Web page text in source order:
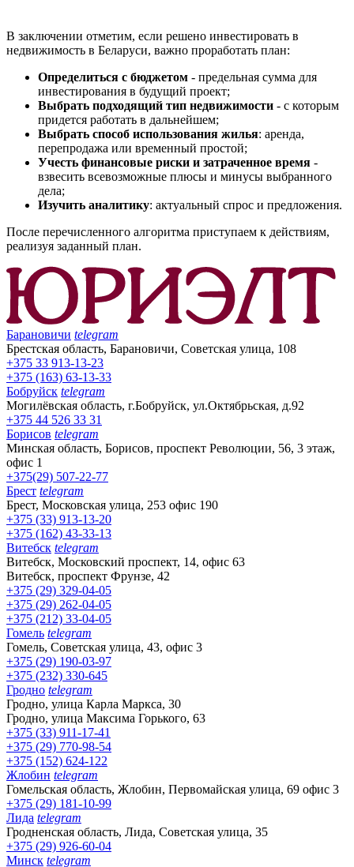
В заключении отметим, если решено инвестировать в
недвижимость в Беларуси, важно проработать план:
Определиться с бюджетом - предельная сумма для
инвестирования в будущий проект;
Выбрать подходящий тип недвижимости - с которым
придется работать в дальнейшем;
Выбрать способ использования жилья: аренда,
перепродажа или временный простой;
Учесть финансовые риски и затраченное время -
взвесить всевозможные плюсы и минусы выбранного
дела;
Изучить аналитику: актуальный спрос и предложения.
После перечисленного алгоритма приступаем к действиям,
реализуя заданный план.
Барановичи telegram
Брестская область, Барановичи, Советская улица, 108
+375 33 913-13-23
+375 (163) 63-13-33
Бобруйск telegram
Могилёвская область, г.Бобруйск, ул.Октябрьская, д.92
+375 44 526 33 31
Борисов telegram
Минская область, Борисов, проспект Революции, 56, 3 этаж,
офис 1
+375(29) 507-22-77
Брест telegram
Брест, Московская улица, 253 офис 190
+375 (33) 913-13-20
+375 (162) 43-33-13
Витебск telegram
Витебск, Московский проспект, 14, офис 63
Витебск, проспект Фрунзе, 42
+375 (29) 329-04-05
+375 (29) 262-04-05
+375 (212) 33-04-05
Гомель telegram
Гомель, Советская улица, 43, офис 3
+375 (29) 190-03-97
+375 (232) 330-645
Гродно telegram
Гродно, улица Карла Маркса, 30
Гродно, улица Максима Горького, 63
+375 (33) 911-17-41
+375 (29) 770-98-54
+375 (152) 624-122
Жлобин telegram
Гомельская область, Жлобин, Первомайская улица, 69 офис 3
+375 (29) 181-10-99
Лида telegram
Гродненская область, Лида, Советская улица, 35
+375 (29) 926-60-04
Минск telegram